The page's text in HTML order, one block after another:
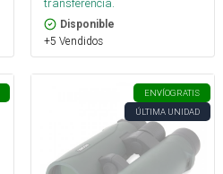
Disponible
+5 Vendidos
ENVÍOGRATIS
ÚLTIMA UNIDAD